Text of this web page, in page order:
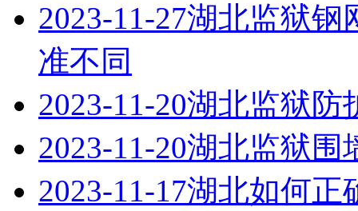
2023-11-27湖北监狱钢
准不同
2023-11-20湖北监狱防
2023-11-20湖北监狱围
2023-11-17湖北如何正